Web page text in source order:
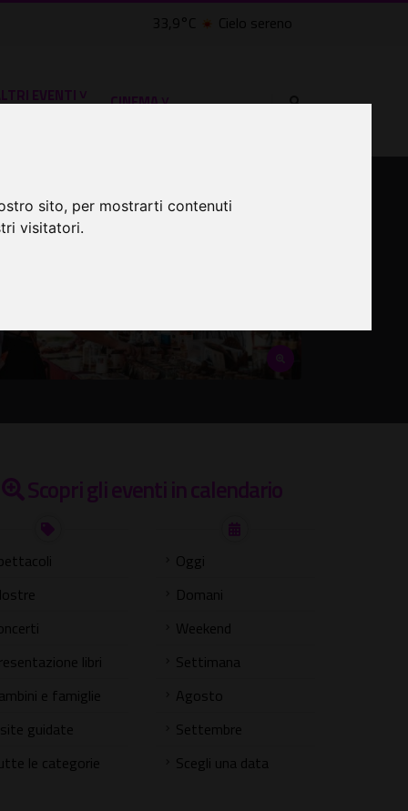
sito, per mostrarti contenuti
visitatori.
33,9°C Cielo sereno
EVENTI ˅ CINEMA ˅
Scopri gli eventi in calendario
libri
e famiglie
guidate
le categorie
Oggi
Domani
Weekend
Settimana
Agosto
Settembre
Scegli una data